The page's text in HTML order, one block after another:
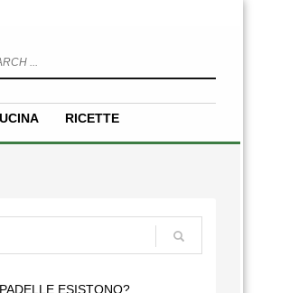
RICETTE
ESISTONO?